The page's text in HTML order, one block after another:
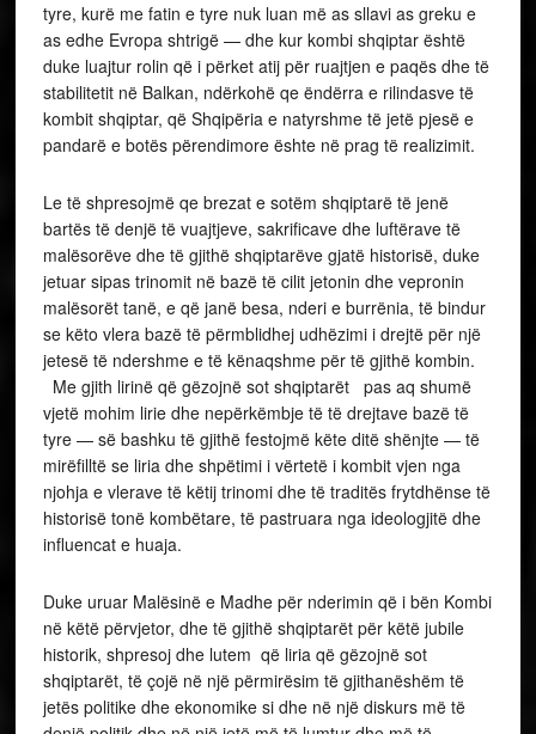
tyre, kurë me fatin e tyre nuk luan më as sllavi as greku e
as edhe Evropa shtrigë — dhe kur kombi shqiptar është
duke luajtur rolin që i përket atij për ruajtjen e paqës dhe të
stabilitetit në Balkan, ndërkohë qe ëndërra e rilindasve të
kombit shqiptar, që Shqipëria e natyrshme të jetë pjesë e
pandarë e botës përendimore ështe në prag të realizimit.
Le të shpresojmë qe brezat e sotëm shqiptarë të jenë
bartës të denjë të vuajtjeve, sakrificave dhe luftërave të
malësorëve dhe të gjithë shqiptarëve gjatë historisë, duke
jetuar sipas trinomit në bazë të cilit jetonin dhe vepronin
malësorët tanë, e që janë besa, nderi e burrënia, të bindur
se këto vlera bazë të përmblidhej udhëzimi i drejtë për një
jetesë të ndershme e të kënaqshme për të gjithë kombin.
Me gjith lirinë që gëzojnë sot shqiptarët pas aq shumë
vjetë mohim lirie dhe nepërkëmbje të të drejtave bazë të
tyre — së bashku të gjithë festojmë këte ditë shënjte — të
mirëfilltë se liria dhe shpëtimi i vërtetë i kombit vjen nga
njohja e vlerave të këtij trinomi dhe të traditës frytdhënse të
historisë tonë kombëtare, të pastruara nga ideologjitë dhe
influencat e huaja.
Duke uruar Malësinë e Madhe për nderimin që i bën Kombi
në këtë përvjetor, dhe të gjithë shqiptarët për këtë jubile
historik, shpresoj dhe lutem që liria që gëzojnë sot
shqiptarët, të çojë në një përmirësim të gjithanëshëm të
jetës politike dhe ekonomike si dhe në një diskurs më të